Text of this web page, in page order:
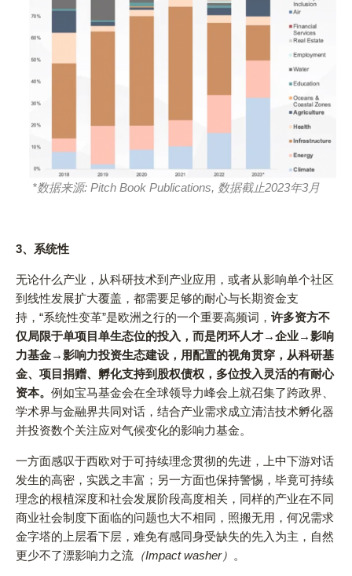
*数据来源: Pitch Book Publications, 数据截止2023年3月
3、 系统性
无论什么产业，从科研技术到产业应用，或者从影响单个社区
到线性发展扩大覆盖，都需要足够的耐心与长期资金支
持，“系统性变革”是欧洲之行的一个重要高频词， 许多资方不
仅局限于单项目单生态位的投入，而是闭环人才→企业→影响
力基金→影响力投资生态建设，用配置的视角贯穿，从科研基
金、项目捐赠、孵化支持到股权债权，多位投入灵活的有耐心
资本。 例如宝马基金会在全球领导力峰会上就召集了跨政界、
学术界与金融界共同对话，结合产业需求成立清洁技术孵化器
并投资数个关注应对气候变化的影响力基金。
一方面感叹于西欧对于可持续理念贯彻的先进，上中下游对话
发生的高密，实践之丰富；另一方面也保持警惕，毕竟可持续
理念的根植深度和社会发展阶段高度相关，同样的产业在不同
商业社会制度下面临的问题也大不相同，照搬无用，何况需求
金字塔的上层看下层，难免有感同身受缺失的先入为主，自然
更少不了漂影响力之流 （Impact washer） 。